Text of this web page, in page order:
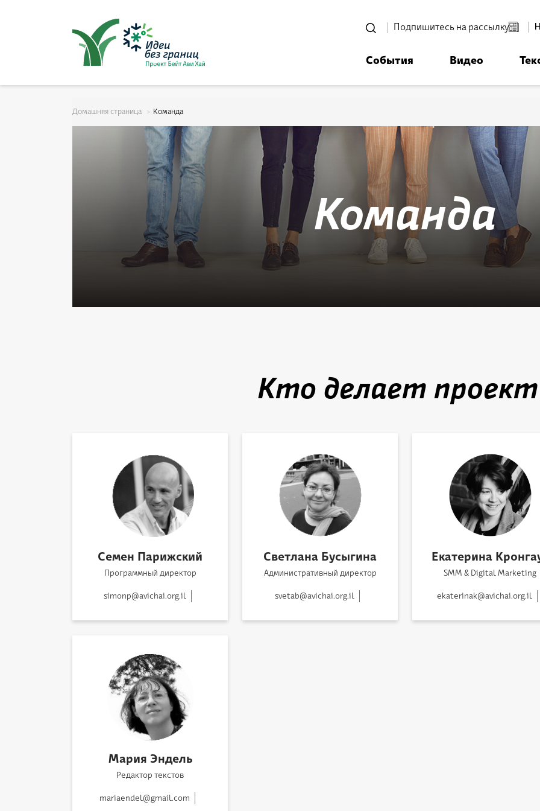
Подпишитесь на рассылку
События Видео
Домашняя страница Команда
Команда
Кто делает
Семен Парижский
Программный директор
simonp@avichai.org.il
Светлана Бусыгина
Административный директор
svetab@avichai.org.il
Екатерина
SMM & Digital Marketing
ekaterinak@avichai.org.il
Мария Эндель
Редактор текстов
mariaendel@gmail.com
סגור
אביחי לפני כולם? - דף משוכפל
*Электронный адрес